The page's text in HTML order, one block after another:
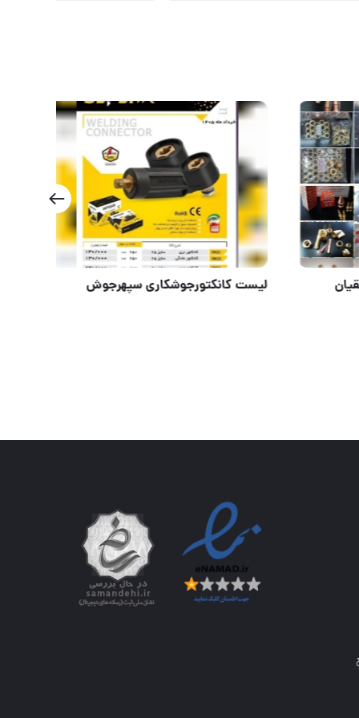
مرکز پخش مصنوعات تولیدی تقیان